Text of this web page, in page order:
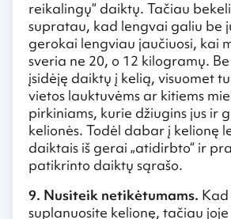
reikalingų“ daiktų. Tačiau
supratau, kad lengvai galiu be
gerokai lengviau jaučiuosi, kai
sveria ne 20, o 12 kilogramų.
įsidėję daiktų į kelią, visuomet
vietos lauktuvėms ar kitiems
pirkiniams, kurie džiugins jus ir
kelionės. Todėl dabar į kelionę
daiktais iš gerai „atidirbto“ ir
patikrinto daiktų sąrašo.
9. Nusiteik netikėtumams.
suplanuosite kelionę, tačiau